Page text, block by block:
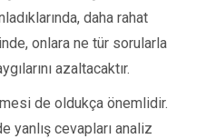
daha rahat
onlara ne tür sorularla
azaltacaktır.
de oldukça önemlidir.
yanlış cevapları analiz